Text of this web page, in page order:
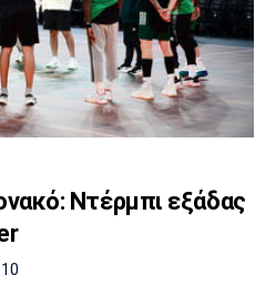
Ντέρμπι εξάδας